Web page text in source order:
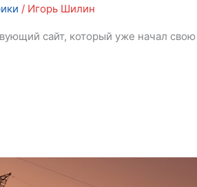
/ Игорь Шилин
сайт, который уже начал